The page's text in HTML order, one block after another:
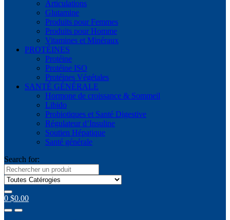
Articulations
Glutamine
Produits pour Femmes
Produits pour Homme
Vitamines et Minéraux
PROTÉINES
Protéine
Protéine ISO
Protéines Végétales
SANTÉ GÉNÉRALE
Hormone de croissance & Sommeil
Libido
Probiotiques et Santé Digestive
Régulateur d’Insuline
Soutien Hépatique
Santé générale
Search for:
0 $0.00